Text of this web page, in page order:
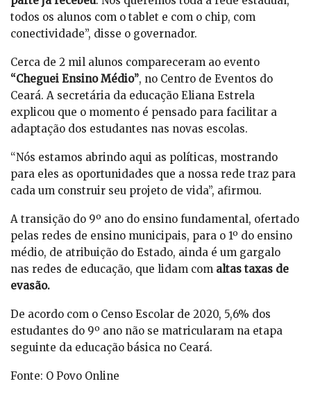
todos os alunos com o tablet e com o chip, com
conectividade”, disse o governador.
Cerca de 2 mil alunos compareceram ao evento
“Cheguei Ensino Médio”, no Centro de Eventos do
Ceará. A secretária da educação Eliana Estrela
explicou que o momento é pensado para facilitar a
adaptação dos estudantes nas novas escolas.
“Nós estamos abrindo aqui as políticas, mostrando
para eles as oportunidades que a nossa rede traz para
cada um construir seu projeto de vida”, afirmou.
A transição do 9º ano do ensino fundamental, ofertado
pelas redes de ensino municipais, para o 1º do ensino
médio, de atribuição do Estado, ainda é um gargalo
nas redes de educação, que lidam com altas taxas de
evasão.
De acordo com o Censo Escolar de 2020, 5,6% dos
estudantes do 9º ano não se matricularam na etapa
seguinte da educação básica no Ceará.
Fonte: O Povo Online